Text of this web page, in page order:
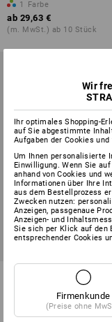
1 Farbe
ab 29,63 €
(m. MwSt.) ab 10 Stück
e.s. Klimaair® Set
Farbe
ab 20,11 €
Wir
Ihr optimales Shopping-
auf Sie abgestimmte
Aufgaben der Cookies
Um Ihnen personalisierte
Einwilligung. Wenn Sie
anhand von Cookies und
Informationen über Ihre
aus dem Bestellprozess
Zwecken nutzen:
Anzeigen, passgenaue
Anzeigen- und
Sie sich per Klick auf den
entsprechender Cookies
Firmenkunde
(Preise ohne